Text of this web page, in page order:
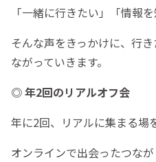
「一緒に行きたい」「情報を
そんな声をきっかけに、行
ながっていきます。
◎ 年2回のリアルオフ会
年に2回、リアルに集まる場
オンラインで出会ったつな